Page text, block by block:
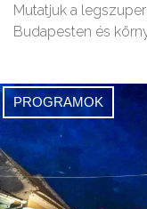
Mutatjuk a
Budapesten és
PROGRAMOK